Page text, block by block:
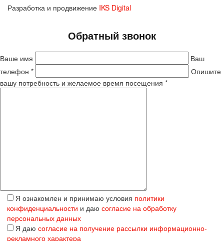
Разработка и продвижение IKS Digital
Обратный звонок
Ваше имя
Ваш
телефон *
Опишите
вашу потребность и желаемое время посещения *
Я ознакомлен и принимаю условия политики
конфиденциальности и даю согласие на обработку
персональных данных
Я даю согласие на получение рассылки информационно-
рекламного характера